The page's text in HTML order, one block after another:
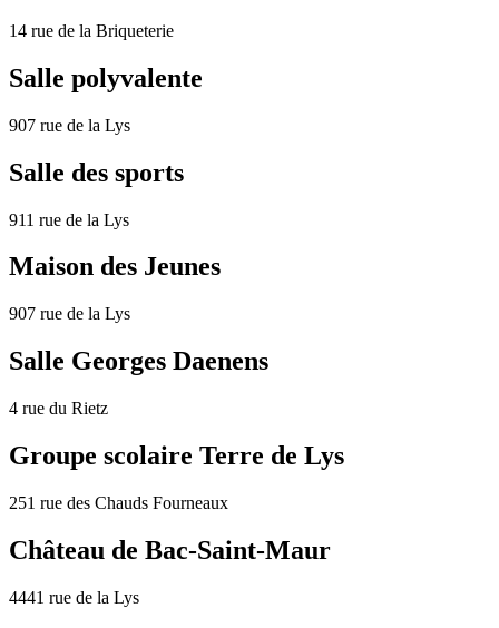
14 rue de la Briqueterie
Salle polyvalente
907 rue de la Lys
Salle des sports
911 rue de la Lys
Maison des Jeunes
907 rue de la Lys
Salle Georges Daenens
4 rue du Rietz
Groupe scolaire Terre de Lys
251 rue des Chauds Fourneaux
Château de Bac-Saint-Maur
4441 rue de la Lys